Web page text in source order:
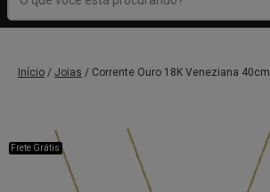
Início / Joias / Corrente Ouro 18K Veneziana 40cm
Frete Grátis